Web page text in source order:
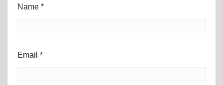
Name *
Email *